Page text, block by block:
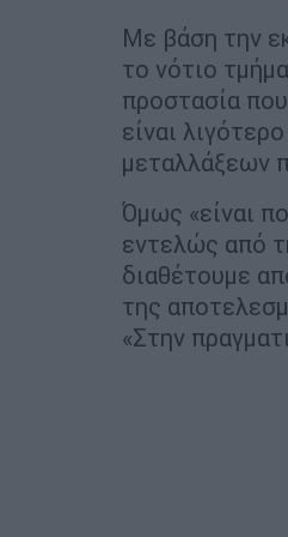
Με βάση την
το νότιο
προστασία
είναι
μεταλλάξεων
Όμως «είναι
εντελώς από
διαθέτουμε
της
«Στην